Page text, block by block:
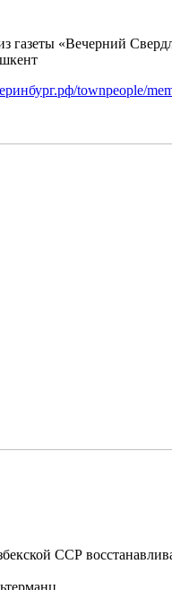
газеты «Вечерний
townpeople/
ССР